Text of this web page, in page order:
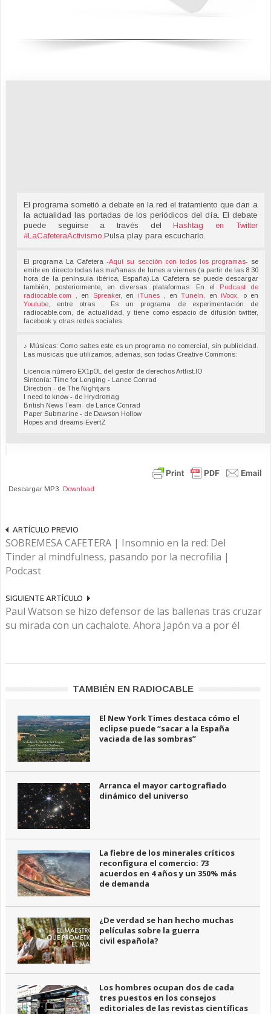
El programa sometió a debate en la red el tratamiento que dan a
la actualidad las portadas de los periódicos del día. El debate
puede seguirse a través delHashtag en Twitter
#LaCafeteraActivismo Pulsa play para escucharlo.
El programa La Cafetera -Aquí su sección con todos los programas- se
emite en directo todas las mañanas de lunes a viernes (a partir de las 8:30
hora de la península ibérica, España).La Cafetera se puede descargar
también, posteriormente, en diversas plataformas: En el Podcast de
radiocable.com
, en Spreaker, en iTunes , enTuneIn , en iVoox , o en
Youtube,
entre otras . Es un programa de experimentación de
radiocable.com, de actualidad, y tiene como espacio de difusión twitter,
facebook y otras redes sociales.
♪ Músicas: Como sabes este es un programa no comercial, sin publicidad.
Las musicas que utilizamos, ademas, son todas Creative Commons:
Licencia número EX1pOL del gestor de derechos Artlist.IO
Sintonía: Time for Longing - Lance Conrad
Direction - de The Nightjars
I need to know - de Hrydromag
British News Team- de Lance Conrad
Paper Submarine - de Dawson Hollow
Hopes and dreams-EvertZ
Descargar MP3 Download
ARTÍCULO PREVIO
SOBREMESA CAFETERA | Insomnio en la red: Del
Tinder al mindfulness, pasando por la necrofilia |
Podcast
SIGUIENTE ARTÍCULO
Paul Watson se hizo defensor de las ballenas tras cruzar
su mirada con un cachalote. Ahora Japón va a por él
TAMBIÉN EN RADIOCABLE
El New York Times destaca cómo el
eclipse puede “sacar a la España
vaciada de las sombras”
Arranca el mayor cartografiado
dinámico del universo
La fiebre de los minerales críticos
reconfigura el comercio: 73
acuerdos en 4 años y un 350% más
de demanda
¿De verdad se han hecho muchas
películas sobre la guerra
civil española?
Los hombres ocupan dos de cada
tres puestos en los consejos
editoriales de las revistas científicas